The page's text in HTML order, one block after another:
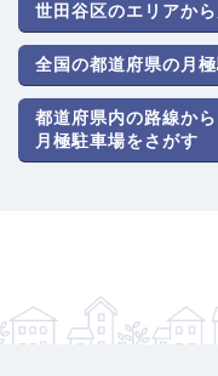
世田谷区のエリアか
全国の都道府県の月
都道府県内の路線から
月極駐車場をさがす